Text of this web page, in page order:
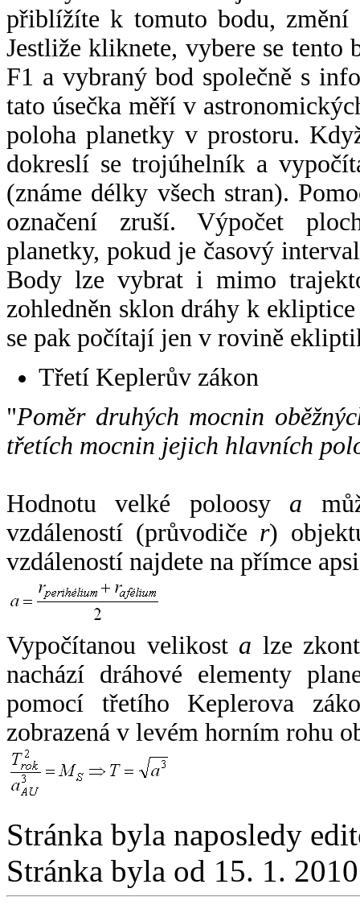
přiblížíte k tomuto bodu,
Jestliže kliknete, vybere se tento
F1 a vybraný bod společně s
tato úsečka měří v
poloha planetky v prostoru.
dokreslí se trojúhelník a
(známe délky všech stran).
označení zruší. Výpočet
planetky, pokud je časový
Body lze vybrat i mimo
zohledněn sklon dráhy k
se pak počítají jen v rovině
Třetí Keplerův zákon
"Poměr druhých mocnin
třetích mocnin jejich hlavních
Hodnotu velké poloosy a
vzdáleností (průvodiče r)
vzdáleností najdete na přímce
Vypočítanou velikost a lze
nachází dráhové elementy
pomocí třetího Keplerova
zobrazená v levém horním rohu
Stránka byla naposledy
Stránka byla od 15. 1.